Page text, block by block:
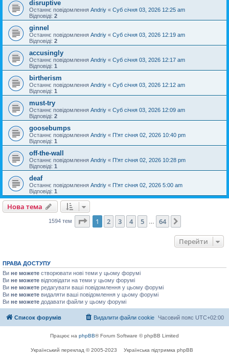
disruptive
Останнє повідомлення Andriy « Суб січня 03, 2026 12:25 am
Відповіді: 2
ginnel
Останнє повідомлення Andriy « Суб січня 03, 2026 12:19 am
Відповіді: 2
accusingly
Останнє повідомлення Andriy « Суб січня 03, 2026 12:17 am
Відповіді: 1
birtherism
Останнє повідомлення Andriy « Суб січня 03, 2026 12:12 am
Відповіді: 1
must-try
Останнє повідомлення Andriy « Суб січня 03, 2026 12:09 am
Відповіді: 2
goosebumps
Останнє повідомлення Andriy « П'ят січня 02, 2026 10:40 pm
Відповіді: 1
off-the-wall
Останнє повідомлення Andriy « П'ят січня 02, 2026 10:28 pm
Відповіді: 1
deaf
Останнє повідомлення Andriy « П'ят січня 02, 2026 5:00 am
Відповіді: 1
Нова тема
1594 тем Сторінка1 64
1 2 3 4 5 64
Перейти
ПРАВА ДОСТУПУ
Ви не можете створювати нові теми у цьому форумі
Ви не можете відповідати на теми у цьому форумі
Ви не можете редагувати ваші повідомлення у цьому форумі
Ви не можете видаляти ваші повідомлення у цьому форумі
Ви не можете додавати файли у цьому форумі
Список форумів Часовий пояс UTC+02:00
Видалити файли cookie
Працює на phpBB® Forum Software © phpBB Limited
Український переклад © 2005-2023 Українська підтримка phpBB